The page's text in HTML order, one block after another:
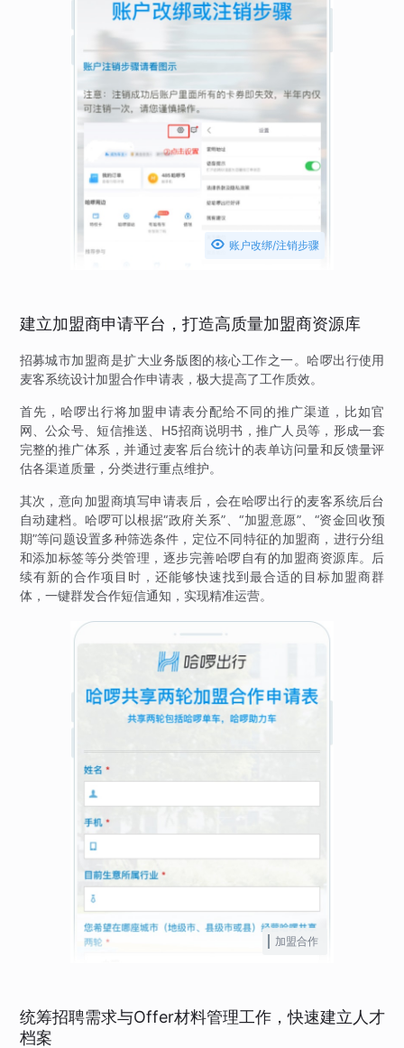
 账户改绑/注销步骤
建立加盟商申请平台，打造高质量加盟商资源库
招募城市加盟商是扩大业务版图的核心工作之一。哈啰出行使用
麦客系统设计加盟合作申请表，极大提高了工作质效。
首先，哈啰出行将加盟申请表分配给不同的推广渠道，比如官
网、公众号、短信推送、H5招商说明书，推广人员等，形成一套
完整的推广体系，并通过麦客后台统计的表单访问量和反馈量评
估各渠道质量，分类进行重点维护。
其次，意向加盟商填写申请表后，会在哈啰出行的麦客系统后台
自动建档。哈啰可以根据“政府关系”、“加盟意愿”、“资金回收预
期”等问题设置多种筛选条件，定位不同特征的加盟商，进行分组
和添加标签等分类管理，逐步完善哈啰自有的加盟商资源库。后
续有新的合作项目时，还能够快速找到最合适的目标加盟商群
体，一键群发合作短信通知，实现精准运营。
加盟合作
统筹招聘需求与Offer材料管理工作，快速建立人才
档案